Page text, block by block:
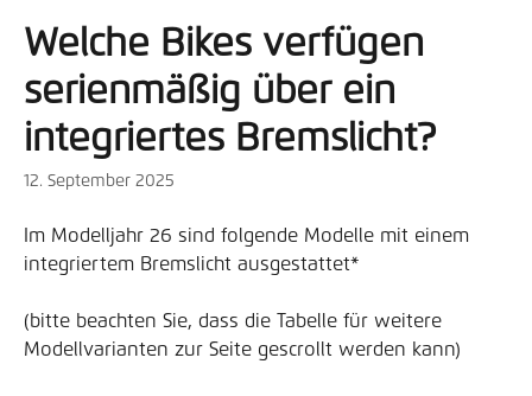
Welche Bikes verfügen
serienmäßig über ein
integriertes Bremslicht?
12. September 2025
Im Modelljahr 26 sind folgende Modelle mit einem
integriertem Bremslicht ausgestattet*
(bitte beachten Sie, dass die Tabelle für weitere
Modellvarianten zur Seite gescrollt werden kann)